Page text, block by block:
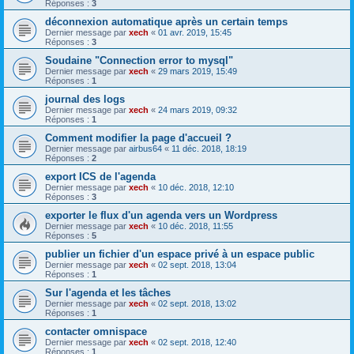
Réponses : 3
déconnexion automatique après un certain temps
Dernier message par xech « 01 avr. 2019, 15:45
Réponses : 3
Soudaine "Connection error to mysql"
Dernier message par xech « 29 mars 2019, 15:49
Réponses : 1
journal des logs
Dernier message par xech « 24 mars 2019, 09:32
Réponses : 1
Comment modifier la page d'accueil ?
Dernier message par airbus64 « 11 déc. 2018, 18:19
Réponses : 2
export ICS de l'agenda
Dernier message par xech « 10 déc. 2018, 12:10
Réponses : 3
exporter le flux d'un agenda vers un Wordpress
Dernier message par xech « 10 déc. 2018, 11:55
Réponses : 5
publier un fichier d'un espace privé à un espace public
Dernier message par xech « 02 sept. 2018, 13:04
Réponses : 1
Sur l'agenda et les tâches
Dernier message par xech « 02 sept. 2018, 13:02
Réponses : 1
contacter omnispace
Dernier message par xech « 02 sept. 2018, 12:40
Réponses : 1